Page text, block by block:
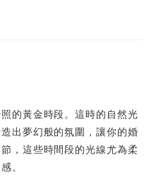
的黃金時段。這時的自然光
出夢幻般的氛圍，讓你的婚
，這些時間段的光線尤為柔
。